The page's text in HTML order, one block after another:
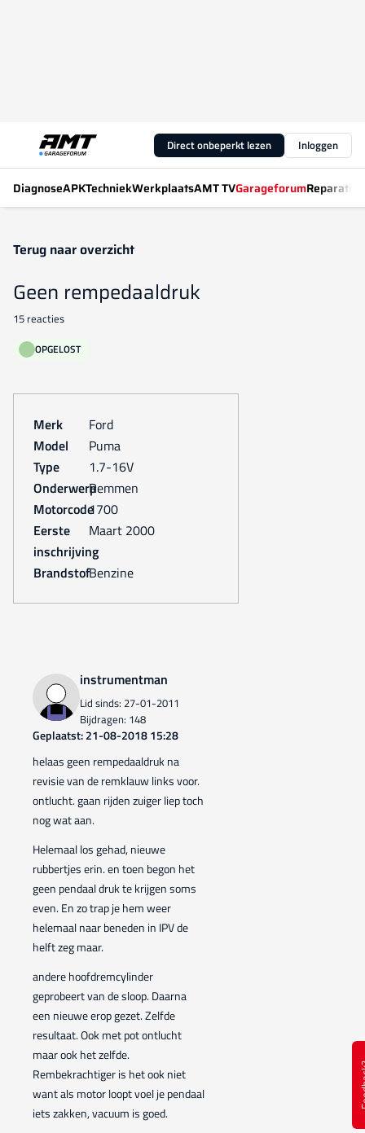
Direct onbeperkt lezen Inloggen
DiagnoseAPKTechniekWerkplaatsAMT TVGarageforum
Terug naar overzicht
Geen rempedaaldruk
15 reacties
OPGELOST
Merk
Ford
Model
Puma
Type
1.7-16V
OnderwerpRemmen
Motorcode1700
Eerste
inschrijving
maart 2000
Brandstof Benzine
instrumentman
Lid sinds: 27-01-2011
Bijdragen: 148
Geplaatst: 21-08-2018 15:28
helaas geen rempedaaldruk na
revisie van de remklauw links voor.
ontlucht. gaan rijden zuiger liep toch
nog wat aan.
Helemaal los gehad, nieuwe
rubbertjes erin. en toen begon het
geen pendaal druk te krijgen soms
even. En zo trap je hem weer
helemaal naar beneden in IPV de
helft zeg maar.
andere hoofdremcylinder
geprobeert van de sloop. Daarna
een nieuwe erop gezet. Zelfde
resultaat. Ook met pot ontlucht
maar ook het zelfde.
Rembekrachtiger is het ook niet
want als motor loopt voel je pendaal
iets zakken, vacuum is goed.